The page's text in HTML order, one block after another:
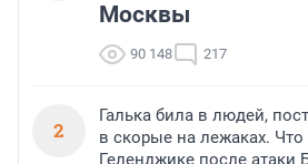
Москвы
90 148 217
2
Галька била в людей,
в скорые на лежаках.
Геленджике после атаки